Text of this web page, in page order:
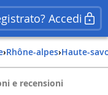
Accedi
› rhône-alpes› haute-
e recensioni